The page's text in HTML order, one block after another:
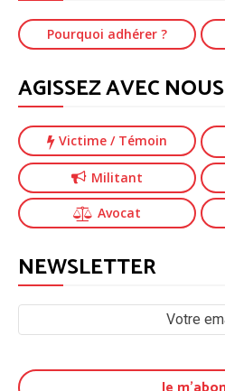
Pourquoi adhérer ?
AGISSEZ AVEC NOUS
Victime / Témoin
Militant
Avocat
NEWSLETTER